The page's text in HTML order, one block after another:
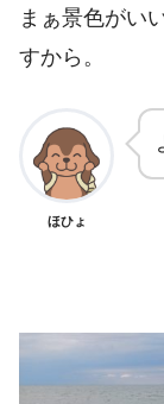
まぁ景色がい
すから。
ほひょ